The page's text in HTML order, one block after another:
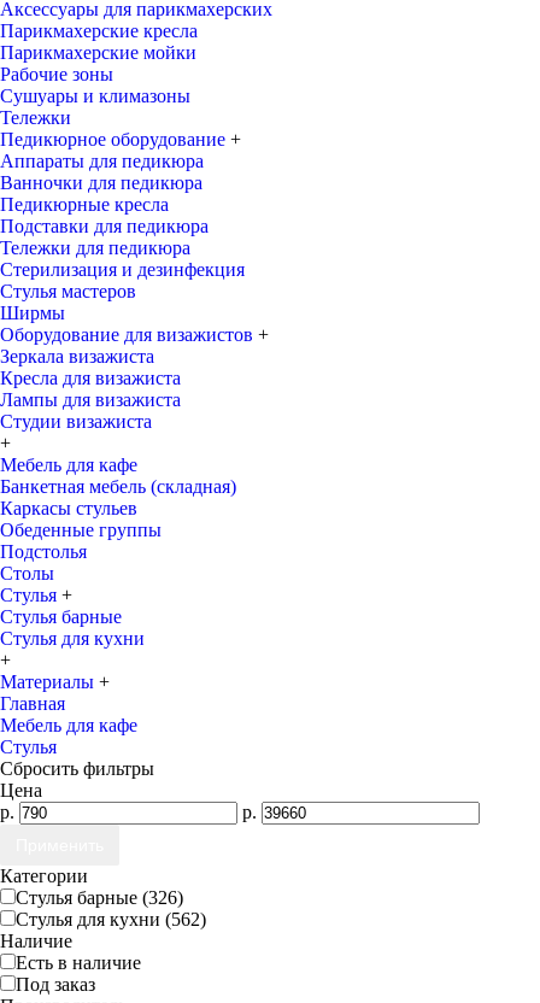
Аксессуары для парикмахерских
Парикмахерские кресла
Парикмахерские мойки
Рабочие зоны
Сушуары и климазоны
Тележки
Педикюрное оборудование +
Аппараты для педикюра
Ванночки для педикюра
Педикюрные кресла
Подставки для педикюра
Тележки для педикюра
Стерилизация и дезинфекция
Стулья мастеров
Ширмы
Оборудование для визажистов +
Зеркала визажиста
Кресла для визажиста
Лампы для визажиста
Студии визажиста
+
Мебель для кафе
Банкетная мебель (складная)
Каркасы стульев
Обеденные группы
Подстолья
Столы
Стулья +
Стулья барные
Стулья для кухни
+
Материалы +
Главная
Мебель для кафе
Стулья
Сбросить фильтры
Цена
р.
р.
Категории
Стулья барные (326)
Стулья для кухни (562)
Наличие
Есть в наличие
Под заказ